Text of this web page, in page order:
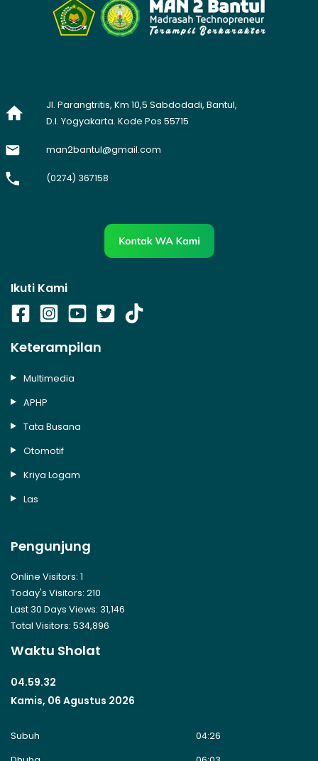
Jl. Parangtritis, Km 10,5 Sabdodadi, Bantul,
D.I. Yogyakarta. Kode Pos 55715
man2bantul@gmail.com
(0274) 367158
Ikuti Kami
Keterampilan
Multimedia
APHP
Tata Busana
Otomotif
Kriya Logam
Las
Pengunjung
Online Visitors: 1
Today's Visitors: 210
Last 30 Days Views: 31,146
Total Visitors: 534,896
Waktu Sholat
04.59.32
Kamis, 06 Agustus 2026
Subuh
04:26